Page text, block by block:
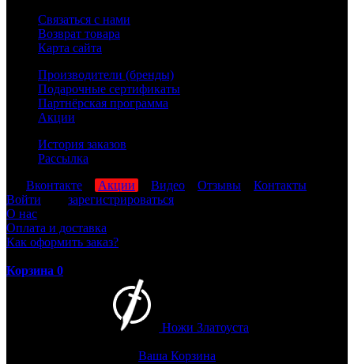
Связаться с нами
Возврат товара
Карта сайта
Производители (бренды)
Подарочные сертификаты
Партнёрская программа
Акции
История заказов
Рассылка
Вконтакте Акции Видео Отзывы
Контакты
Войти
зарегистрироваться
О нас
Оплата и доставка
Как оформить заказ?
Корзина 0
Ножи Златоуста
Ваша Корзина